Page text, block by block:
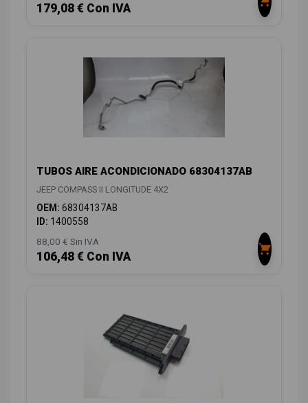
179,08 € Con IVA
TUBOS AIRE ACONDICIONADO 68304137AB
JEEP COMPASS II LONGITUDE 4X2
OEM: 68304137AB
ID: 1400558
88,00 € Sin IVA
106,48 € Con IVA